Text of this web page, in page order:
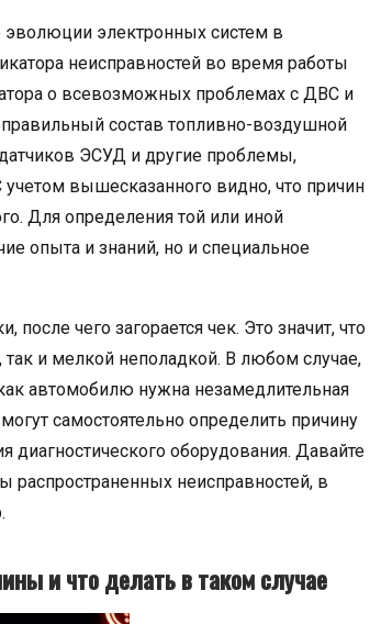
эволюции электронных систем в
неисправностей во время работы
о всевозможных проблемах с ДВС и
состав топливно-воздушной
ЭСУД и другие проблемы,
вышесказанного видно, что причин
Для определения той или иной
опыта и знаний, но и специальное
чего загорается чек. Это значит, что
и мелкой неполадкой. В любом случае,
автомобилю нужна незамедлительная
самостоятельно определить причину
диагностического оборудования. Давайте
неисправностей, в
и что делать в таком случае